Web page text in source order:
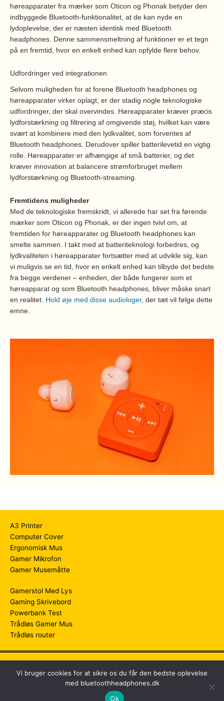
høreapparater fra mærker som Oticon og Phonak betyder den
indbyggede Bluetooth-funktionalitet, at de kan nyde en
lydoplevelse, der er næsten identisk med Bluetooth
headphones. Denne sammensmeltning af funktioner er et tegn
på en fremtid, hvor en enkelt enhed kan opfylde flere behov.
Udfordringer ved integrationen
Selvom muligheden for at forene Bluetooth headphones og
høreapparater virker oplagt, er der stadig nogle teknologiske
udfordringer, der skal overvindes. Høreapparater kræver præcis
lydforstærkning og filtrering af omgivende støj, hvilket kan være
svært at kombinere med den lydkvalitet, som forventes af
Bluetooth headphones. Derudover spiller batterilevetid en vigtig
rolle. Høreapparater er afhængige af små batterier, og det
kræver innovation at balancere strømforbruget mellem
lydforstærkning og Bluetooth-streaming.
Fremtidens muligheder
Med de teknologiske fremskridt, vi allerede har set fra førende
mærker som Oticon og Phonak, er der ingen tvivl om, at
fremtiden for høreapparater og Bluetooth headphones kan
smelte sammen. I takt med at batteriteknologi forbedres, og
lydkvaliteten i høreapparater fortsætter med at udvikle sig, kan
vi muligvis se en tid, hvor en enkelt enhed kan tilbyde det bedste
fra begge verdener – enheden, der både fungerer som et
høreapparat og som Bluetooth headphones, bliver måske snart
en realitet. Hold øje med disse audiologer, der tæt vil følge dette
emne.
A3 Printer
Computer Cover
Ergonomisk Mus
Gamer Mikrofon
Gamer Musemåtte
Gamerstol Med Lys
Gaming Skrivebord
Powerbank Test
Trådløs Gamer Mus
Trådløs router
Copyright © 2026 Bluetooth Headphones
Vi bruger cookies for at sikre os du får den bedste oplevelse
med bluetoothheadphones.dk
Ok